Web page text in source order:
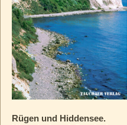
Rügen und Hiddensee.